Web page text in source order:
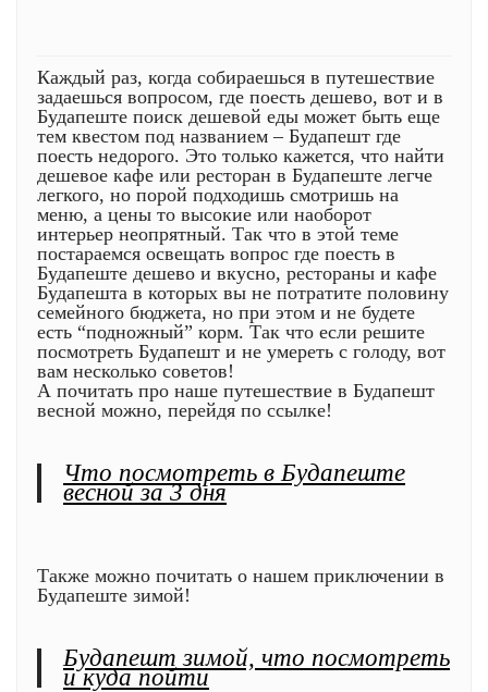
Каждый раз, когда собираешься в путешествие
задаешься вопросом, где поесть дешево, вот и в
Будапеште поиск дешевой еды может быть еще
тем квестом под названием – Будапешт где
поесть недорого. Это только кажется, что найти
дешевое кафе или ресторан в Будапеште легче
легкого, но порой подходишь смотришь на
меню, а цены то высокие или наоборот
интерьер неопрятный. Так что в этой теме
постараемся освещать вопрос где поесть в
Будапеште дешево и вкусно, рестораны и кафе
Будапешта в которых вы не потратите половину
семейного бюджета, но при этом и не будете
есть “подножный” корм. Так что если решите
посмотреть Будапешт и не умереть с голоду, вот
вам несколько советов!
А почитать про наше путешествие в Будапешт
весной можно, перейдя по ссылке!
Что посмотреть в Будапеште
весной за 3 дня
Также можно почитать о нашем приключении в
Будапеште зимой!
Будапешт зимой, что посмотреть
и куда пойти